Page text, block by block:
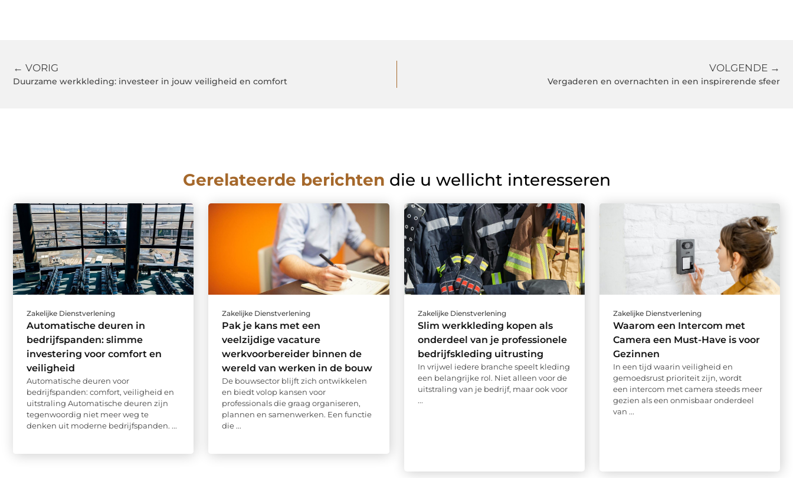
← VORIG
Duurzame werkkleding: investeer in jouw veiligheid en comfort
VOLGENDE →
Vergaderen en overnachten in een inspirerende sfeer
Gerelateerde berichten die u wellicht interesseren
Zakelijke Dienstverlening
Automatische deuren in
bedrijfspanden: slimme
investering voor comfort en
veiligheid
Automatische deuren voor
bedrijfspanden: comfort, veiligheid en
uitstraling Automatische deuren zijn
tegenwoordig niet meer weg te
denken uit moderne bedrijfspanden. ...
Zakelijke Dienstverlening
Pak je kans met een
veelzijdige vacature
werkvoorbereider binnen de
wereld van werken in de bouw
De bouwsector blijft zich ontwikkelen
en biedt volop kansen voor
professionals die graag organiseren,
plannen en samenwerken. Een functie
die ...
Zakelijke Dienstverlening
Slim werkkleding kopen als
onderdeel van je professionele
bedrijfskleding uitrusting
In vrijwel iedere branche speelt kleding
een belangrijke rol. Niet alleen voor de
uitstraling van je bedrijf, maar ook voor
...
Zakelijke Dienstverlening
Waarom een Intercom met
Camera een Must-Have is voor
Gezinnen
In een tijd waarin veiligheid en
gemoedsrust prioriteit zijn, wordt
een intercom met camera steeds meer
gezien als een onmisbaar onderdeel
van ...